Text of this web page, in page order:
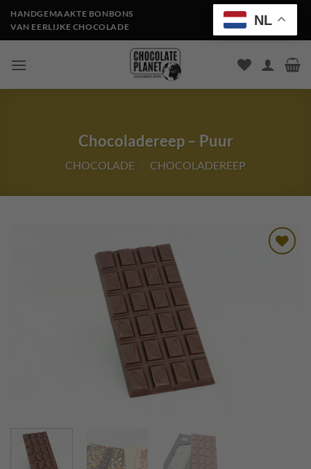
Ga
naar
inhoud
HANDGEMAAKTE BONBONS
VAN EERLIJKE CHOCOLADE
Chocoladereep – Puur
CHOCOLADE / CHOCOLADEREEP
NL